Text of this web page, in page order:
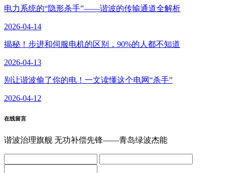
电力系统的“隐形杀手”——谐波的传输通道全解析
2026-04-14
揭秘！步进和伺服电机的区别，90%的人都不知道
2026-04-13
别让谐波偷了你的电！一文读懂这个电网“杀手”
2026-04-12
在线留言
谐波治理旗舰 无功补偿先锋——青岛绿波杰能